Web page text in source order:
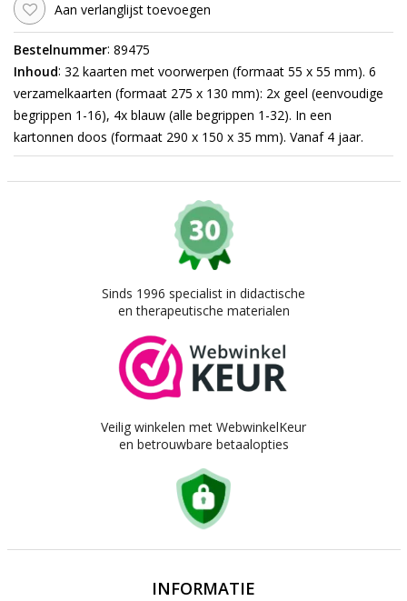
Aan verlanglijst toevoegen
Bestelnummer: 89475
Inhoud: 32 kaarten met voorwerpen (formaat 55 x 55 mm). 6
verzamelkaarten (formaat 275 x 130 mm): 2x geel (eenvoudige
begrippen 1-16), 4x blauw (alle begrippen 1-32). In een
kartonnen doos (formaat 290 x 150 x 35 mm). Vanaf 4 jaar.
Sinds 1996 specialist in didactische
en therapeutische materialen
Veilig winkelen met WebwinkelKeur
en betrouwbare betaalopties
INFORMATIE